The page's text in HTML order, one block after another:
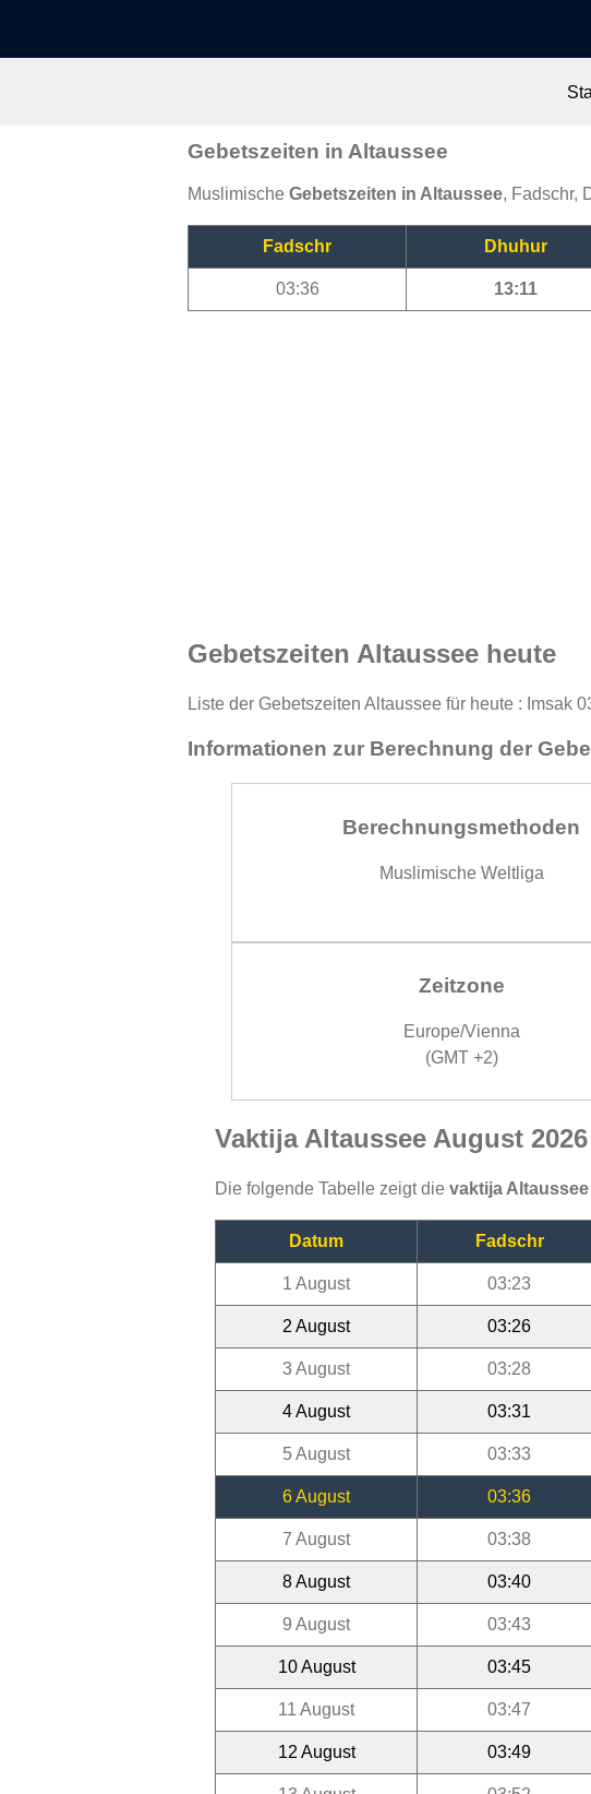
Gebetszeiten in Altaussee
Muslimische Gebetszeiten in Altaussee, Fadschr,
Fadschr Dhuhur
03:36 13:11
Gebetszeiten Altaussee heute
Liste der Gebetszeiten Altaussee für heute : Imsak
Informationen zur Berechnung der
Berechnungsmethoden
Muslimische Weltliga
Zeitzone
Europe/Vienna
(GMT +2)
Vaktija Altaussee August 2026
Die folgende Tabelle zeigt die vaktija Altaussee
Datum Fadschr
1 August 03:23
2 August 03:26
3 August 03:28
4 August 03:31
5 August 03:33
6 August 03:36
7 August 03:38
8 August 03:40
9 August 03:43
10 August 03:45
11 August 03:47
12 August 03:49